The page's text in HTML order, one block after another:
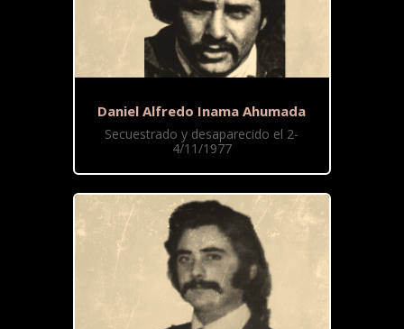
Daniel Alfredo Inama Ahumada
Secuestrado y desaparecido el 2-
4/11/1977